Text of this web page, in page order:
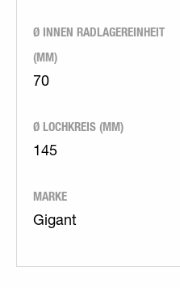
Ø INNEN RADLAGEREINHEIT
(MM)
70
Ø LOCHKREIS (MM)
145
MARKE
Gigant